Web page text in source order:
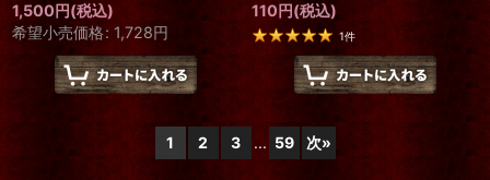
1,500円(税込)
希望小売価格: 1,728円
110円(税込)
1件
1 2 3 ... 59 次»